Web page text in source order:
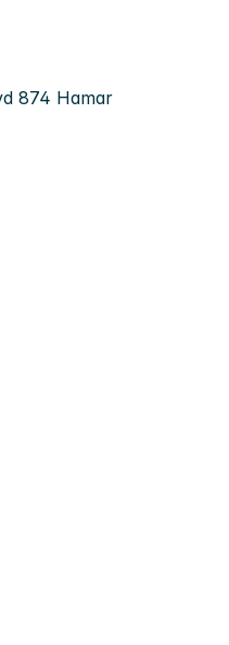
874 Hamar